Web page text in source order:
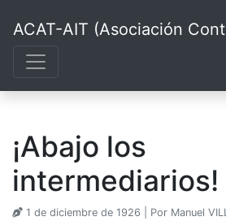
ACAT-AIT (Asociación
¡Abajo los
intermediarios!
1 de diciembre de 1926
| Por Manuel